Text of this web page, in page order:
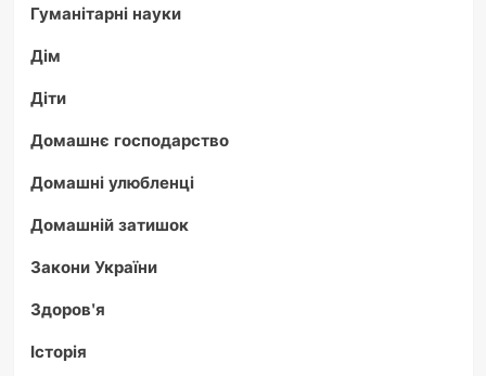
Гуманітарні науки
Дім
Діти
Домашнє господарство
Домашні улюбленці
Домашній затишок
Закони України
Здоров'я
Історія